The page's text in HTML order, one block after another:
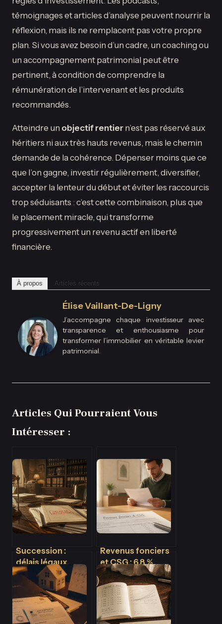
témoignages et articles d’analyse peuvent nourrir la
réflexion, mais ils ne remplacent pas votre propre
plan. Si vous avez besoin d’un cadre, un coaching ou
un accompagnement patrimonial peut être
pertinent, à condition de comprendre la
rémunération de l’intervenant et les produits
recommandés.
Atteindre un objectif rentiern’est pas réservé aux
héritiers ni aux très hauts revenus, mais le chemin
demande de la cohérence. Dépenser moins que ce
que l’on gagne, investir régulièrement, diversifier,
accepter la lenteur du début et éviter les raccourcis
trop séduisants : c’est cette combinaison, plus que
le placement miracle, qui transforme
progressivement un revenu actif en liberté
financière.
À propos Articles récents
Élise Vaillant-De-Ligny
J’accompagne chaque investisseur avec
transparence et enthousiasme pour
transformer l’immobilier en véritable levier
patrimonial.
Articles Qui Pourraient Vous
Intéresser :
Succession :
délais légaux,
étapes clés et
solutions en cas
de blocage
Revenus fonciers
et CSG : 6,8 %
déductibles et
stratégies
d’optimisation